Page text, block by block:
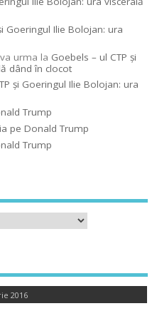
Goeringul Ilie Bolojan: ura
urma la Goebels – ul CTP şi
dând în clocot
şi Goeringul Ilie Bolojan: ura
Trump
pe Donald Trump
Trump
2016